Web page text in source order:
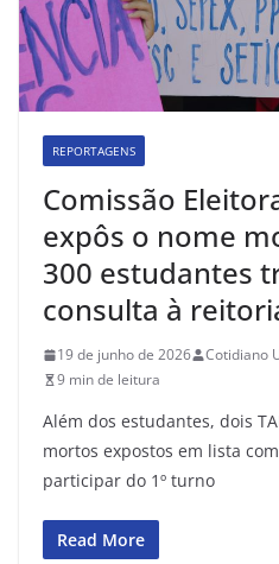
REPORTAGENS
Comissão
expôs o nome
300 estudantes
consulta à
19 de junho de 2026 Cotidiano
9 min de leitura
Além dos estudantes, dois
mortos expostos em lista
participar do 1º turno
Read More